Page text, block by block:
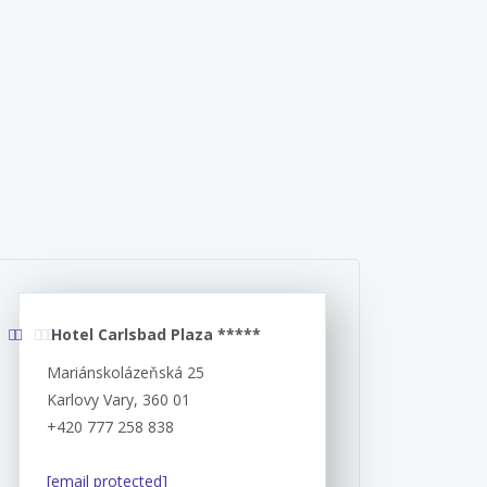
Hotel Carlsbad Plaza *****
Mariánskolázeňská 25
Karlovy Vary, 360 01
+420 777 258 838
[email protected]